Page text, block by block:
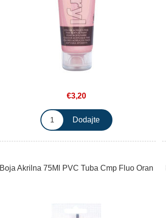
€3,20
Boja Akrilna 75Ml PVC Tuba Cmp Fluo Oran